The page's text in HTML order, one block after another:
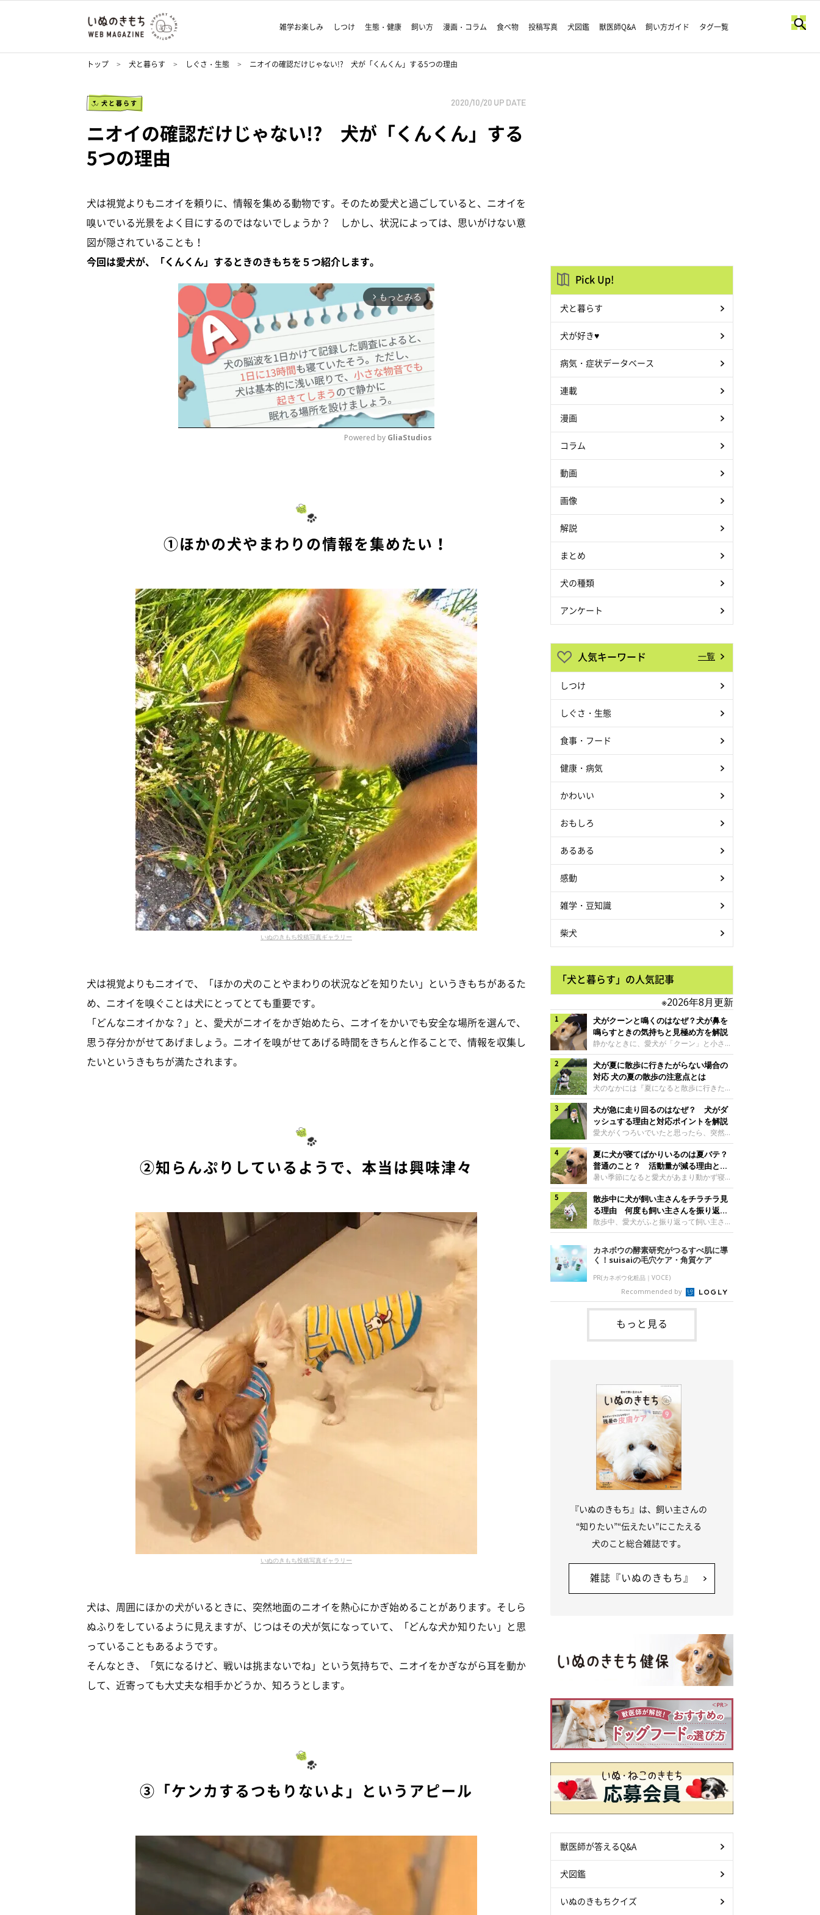
雑学お楽しみ しつけ 生態・健康 飼い方 漫画・コラム 食べ物 投稿写真 犬図鑑 獣医師Q&A 飼い方ガイド タグ一覧
トップ 犬と暮らす しぐさ・生態 ニオイの確認だけじゃない!? 犬が「くんくん」する5つの理由
犬と暮らす 2020/10/20 UP DATE
ニオイの確認だけじゃない!? 犬が「くんくん」する
5つの理由
犬は視覚よりもニオイを頼りに、情報を集める動物です。そのため愛犬と過ごしていると、ニオイを
嗅いでいる光景をよく目にするのではないでしょうか？ しかし、状況によっては、思いがけない意
図が隠されていることも！
今回は愛犬が、「くんくん」するときのきもちを５つ紹介します。
arrow_forward_ios もっとみる
Powered by GliaStudios
①ほかの犬やまわりの情報を集めたい！
いぬのきもち投稿写真ギャラリー
犬は視覚よりもニオイで、「ほかの犬のことやまわりの状況などを知りたい」というきもちがあるた
め、ニオイを嗅ぐことは犬にとってとても重要です。
「どんなニオイかな？」と、愛犬がニオイをかぎ始めたら、ニオイをかいでも安全な場所を選んで、
思う存分かがせてあげましょう。ニオイを嗅がせてあげる時間をきちんと作ることで、情報を収集し
たいというきもちが満たされます。
②知らんぷりしているようで、本当は興味津々
いぬのきもち投稿写真ギャラリー
犬は、周囲にほかの犬がいるときに、突然地面のニオイを熱心にかぎ始めることがあります。そしら
ぬふりをしているように見えますが、じつはその犬が気になっていて、「どんな犬か知りたい」と思
っていることもあるようです。
そんなとき、「気になるけど、戦いは挑まないでね」という気持ちで、ニオイをかぎながら耳を動か
して、近寄っても大丈夫な相手かどうか、知ろうとします。
③「ケンカするつもりないよ」というアピール
Pick Up!
犬と暮らす
犬が好き♥
病気・症状データベース
連載
漫画
コラム
動画
画像
解説
まとめ
犬の種類
アンケート
人気キーワード 一覧
しつけ
しぐさ・生態
食事・フード
健康・病気
かわいい
おもしろ
あるある
感動
雑学・豆知識
柴犬
「犬と暮らす」の人気記事
※2026年8月更新
犬がクーンと鳴くのはなぜ？犬が鼻を
鳴らすときの気持ちと見極め方を解説
静かなときに、愛犬が「クーン」と小さく
鳴いたり、鼻を鳴らすような音を出したり
することはありませんか？ 大きく吠える
わけではない分、「不安なの？それとも何
かお願いしているの？」と気になる飼い主
さんもいるかもしれません。今回は、犬が
クーンと鳴く理由や鼻鳴らしの背景、見極
め方と対応のポイントなどについて、いぬ
のきもち獣医師相談室の原 駿太朗先生に
伺いました。クーンと鳴くのはどんな気持
ち？いぬのきもち投稿写真ギャラリー犬が
クーンと小さく鳴くときは、何らかの感情
を伝えようとしている場合があると考えら
れています。大
犬が夏に散歩に行きたがらない場合の
対応 犬の夏の散歩の注意点とは
犬のなかには『夏になると散歩に行きたが
らない、歩かなくなる』『暑い季節は散歩
の気配を察すると涼しい部屋から出ようと
しない』など散歩に行きたがらないコもい
るようです。愛犬の運動をさせてあげたい
のに、散歩に行きたがらない。このような
場合はどう対応すればよいのでしょうか？
「愛犬が夏に散歩に行きたがらない場合の
対応」について、いぬのきもち獣医師相談
室の白山さとこ先生に聞きました。Q.夏に
犬の散歩に行くときの注意点は？ いぬの
きもち投稿写真ギャラリーーー夏に愛犬と
散歩に行くときは、どのようなことに注意
をするとよい
犬が急に走り回るのはなぜ？ 犬がダ
ッシュする理由と対応ポイントを解説
愛犬がくつろいでいたと思ったら、突然部
屋の中を走り回り始める――そんな様子に
驚いたことはありませんか？ 急な動きに
「何が起きているの？」と戸惑う飼い主さ
んも多いでしょう。落ち着いていたはずな
のに、急にスイッチが入ったように見える
と不安になることもあります。今回は、犬
が急に走り回る理由や見極め方などについ
て、いぬのきもち獣医師相談室の岡本りさ
先生に伺いました。犬が急に走り回るのは
ラリー犬が突然走り回る行動は、必ずしも
珍しいものではないと考えられています。
体にたまったエ
夏に犬が寝てばかりいるのは夏バテ？
普通のこと？ 活動量が減る理由と対
策とは
暑い季節になると愛犬があまり動かず寝て
ばかりだと感じる飼い主さんはいません
か？その様子に、愛犬が夏バテで疲れてい
るのか、元気がないのかなど不安に感じる
方もいるのではないかと思います。 で
は、犬が寝てばかりいるときに対処が必要
かを見極める方法はあるのでしょうか？
「犬の活動量が夏に減る理由と対策」につ
いて、いぬのきもち獣医師相談室の山口み
き先生に話を聞きました。Q. 夏に犬の活
動量が減る理由は？ いぬのきもち投稿写
真ギャラリーーー夏に愛犬の活動量が減る
と感じる飼い主さんもいるようです。理由
としてどのようなこ
散歩中に犬が飼い主さんをチラチラ見
る理由 何度も飼い主さんを振り返る
のはなぜ？
散歩中、愛犬がふと振り返って飼い主さん
の様子を確認する…そんな場面に心当たり
はありませんか？ 何度もチラチラ見られ
ると、「何か気になることがあるの？」
「ちゃんと歩けているかな」と不安になる
ことがあるかもしれません。愛犬が歩きな
がら飼い主さんを振り返るしぐさには、ど
んな気持ちが隠れているのでしょうか。今
回は、犬が散歩中に飼い主さんを確認する
理由や注意すべきサインの見極めかた、対
応のポイントなどについて、いぬのきもち
獣医師相談室の原 駿太朗先生に伺いまし
カネボウの酵素研究がつるすべ肌に導
く！suisaiの毛穴ケア・角質ケア
PR(カネボウ化粧品｜VOCE)
Recommended by
もっと見る
『いぬのきもち』は、飼い主さんの
“知りたい”“伝えたい”にこたえる
犬のこと総合雑誌です。
雑誌『いぬのきもち』
獣医師が答えるQ&A
犬図鑑
いぬのきもちクイズ